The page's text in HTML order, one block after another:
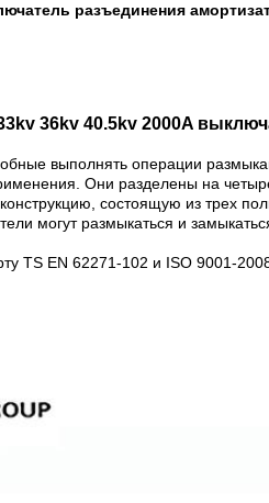
разъединения
36kv 40.5kv 2000A
выполнять операции
Они разделены на
состоящую из трех
могут размыкаться и
TS EN 62271-102 и ISO 9001-